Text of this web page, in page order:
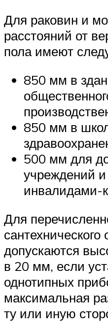
Для раковин и
расстояний от
пола имеют
850 мм в
850 мм в
500 мм для
учреждений
инвалидами-
Для
допускаются
в 20 мм, если
однотипных
максимальная
ту или иную